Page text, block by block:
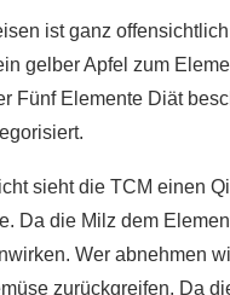
ist ganz
gelber Apfel zum
Fünf Elemente Diät
sieht die TCM einen
Da die Milz dem
Wer abnehmen
zurückgreifen. Da
Wie gesund ist
28. Januar 2020